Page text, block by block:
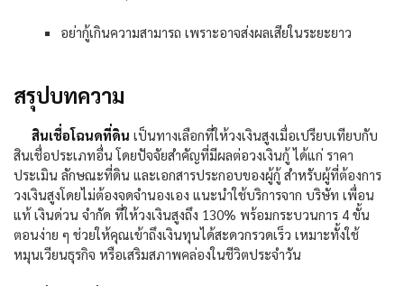
อย่ากู้เกินความสามารถ เพราะอาจส่งผลเสียในระยะยาว
สรุปบทความ
สินเชื่อโฉนดที่ดิน เป็นทางเลือกที่ให้วงเงินสูงเมื่อเปรียบเทียบกับ
สินเชื่อประเภทอื่น โดยปัจจัยสำคัญที่มีผลต่อวงเงินกู้ ได้แก่ ราคา
ประเมิน ลักษณะที่ดิน และเอกสารประกอบของผู้กู้ สำหรับผู้ที่ต้องการ
วงเงินสูงโดยไม่ต้องจดจำนองเอง แนะนำใช้บริการจาก บริษัท เพื่อน
แท้ เงินด่วน จำกัด ที่ให้วงเงินสูงถึง 130% พร้อมกระบวนการ 4 ขั้น
ตอนง่าย ๆ ช่วยให้คุณเข้าถึงเงินทุนได้สะดวกรวดเร็ว เหมาะทั้งใช้
หมุนเวียนธุรกิจ หรือเสริมสภาพคล่องในชีวิตประจำวัน